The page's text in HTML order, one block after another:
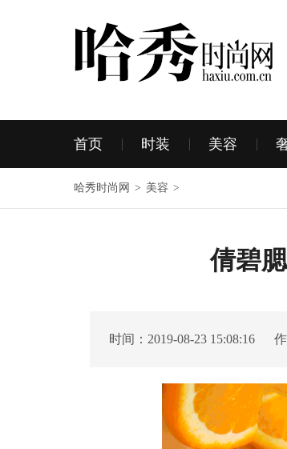
首页 时装 美容
哈秀时尚网 > 美容 >
倩碧
时间：2019-08-23 15:08:16